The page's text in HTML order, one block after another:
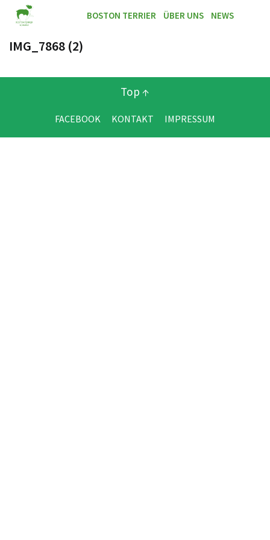
BOSTON TERRIER ÜBER UNS NEWS
IMG_7868 (2)
Top ↑
FACEBOOK KONTAKT IMPRESSUM